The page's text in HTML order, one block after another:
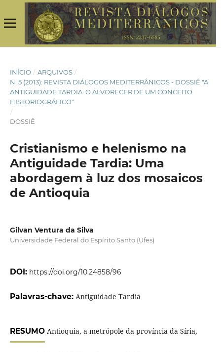
INÍCIO / ARQUIVOS /
N. 5 (2013): REVISTA DIÁLOGOS MEDITERRÂNICOS - DOSSIÊ "A
ANTIGUIDADE TARDIA: O ALVORECER DE UM CONCEITO
HISTORIOGRÁFICO"
/
DOSSIÊ
Cristianismo e helenismo na
Antiguidade Tardia: Uma
abordagem à luz dos mosaicos
de Antioquia
Gilvan Ventura da Silva
Universidade Federal do Espírito Santo (Ufes)
DOI: https://doi.org/10.24858/96
Palavras-chave: Antiguidade Tardia
RESUMOAntioquia, a metrópole da província da Síria,